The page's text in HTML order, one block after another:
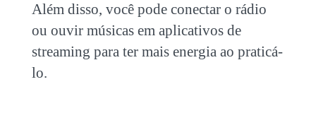
Além disso, você pode conectar o rádio
ou ouvir músicas em aplicativos de
streaming para ter mais energia ao praticá-
lo.